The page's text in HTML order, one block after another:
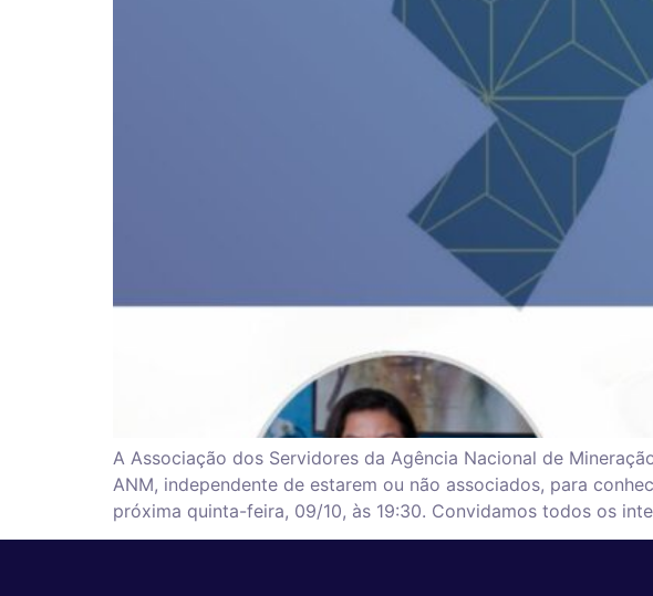
A Associação dos Servidores da Agência Nacional de
ANM, independente de estarem ou não associados, para
próxima quinta-feira, 09/10, às 19:30. Convidamos todos os